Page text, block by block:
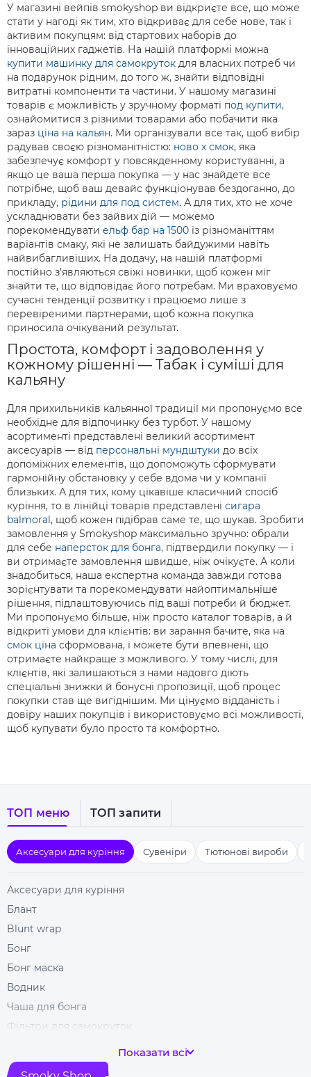
У магазині вейпів smokyshop ви відкриєте все, що може
стати у нагоді як тим, хто відкриває для себе нове, так і
активим покупцям: від стартових наборів до
інноваційних гаджетів. На нашій платформі можна
купити машинку для самокруток для власних потреб чи
на подарунок рідним, до того ж, знайти відповідні
витратні компоненти та частини. У нашому магазині
товарів є можливість у зручному форматі под купити,
ознайомитися з різними товарами або побачити яка
зараз ціна на кальян. Ми організували все так, щоб вибір
радував своєю різноманітністю: ново х смок, яка
забезпечує комфорт у повсякденному користуванні, а
якщо це ваша перша покупка — у нас знайдете все
потрібне, щоб ваш девайс функціонував бездоганно, до
прикладу, рідини для под систем. А для тих, хто не хоче
ускладнювати без зайвих дій — можемо
порекомендувати ельф бар на 1500 із різноманіттям
варіантів смаку, які не залишать байдужими навіть
найвибагливіших. На додачу, на нашій платформі
постійно з’являються свіжі новинки, щоб кожен міг
знайти те, що відповідає його потребам. Ми враховуємо
сучасні тенденції розвитку і працюємо лише з
перевіреними партнерами, щоб кожна покупка
приносила очікуваний результат.
Простота, комфорт і задоволення у
кожному рішенні — Табак і суміші для
кальяну
Для прихильників кальянної традиції ми пропонуємо все
необхідне для відпочинку без турбот. У нашому
асортименті представлені великий асортимент
аксесуарів — від персональні мундштуки до всіх
допоміжних елементів, що допоможуть сформувати
гармонійну обстановку у себе вдома чи у компанії
близьких. А для тих, кому цікавіше класичний спосіб
куріння, то в лінійці товарів представлені сигара
balmoral, щоб кожен підібрав саме те, що шукав. Зробити
замовлення у Smokyshop максимально зручно: обрали
для себе наперсток для бонга, підтвердили покупку — і
ви отримаєте замовлення швидше, ніж очікуєте. А коли
знадобиться, наша експертна команда завжди готова
зорієнтувати та порекомендувати найоптимальніше
рішення, підлаштовуючись під ваші потреби й бюджет.
Ми пропонуємо більше, ніж просто каталог товарів, а й
відкриті умови для клієнтів: ви зарання бачите, яка на
смок ціна сформована, і можете бути впевнені, що
отримаєте найкраще з можливого. У тому числі, для
клієнтів, які залишаються з нами надовго діють
спеціальні знижки й бонусні пропозиції, щоб процес
покупки став ще вигіднішим. Ми цінуємо відданість і
довіру наших покупців і використовуємо всі можливості,
щоб купувати було просто та комфортно.
ТОП меню ТОП запити
Аксесуари для куріння Сувеніри Тютюнові вироби
Аксесуари для куріння
Блант
Blunt wrap
Бонг
Бонг маска
Водник
Чаша для бонга
Фільтри для самокруток
Гріндери
Показати всі